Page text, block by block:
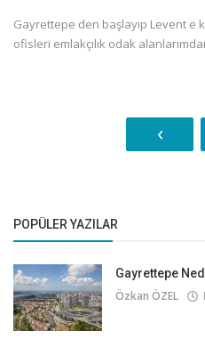
Gayrettepe den başlayıp Levent
ofisleri emlakçılık odak
‹
POPÜLER YAZILAR
Gayrettepe
Özkan ÖZEL